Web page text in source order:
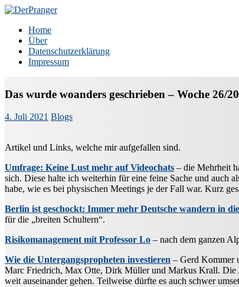
Zum
springen
DerPranger
Finanzen, Freiheit, Prangerei
Home
Über
Datenschutzerklärung
Impressum
Das wurde woanders geschrieben – Woche 26/
4. Juli 2021 Blogs
Artikel und Links, welche mir aufgefallen sind.
Umfrage: Keine Lust mehr auf Videochats – die Mehrheit
sich. Diese halte ich weiterhin für eine feine Sache und auch
habe, wie es bei physischen Meetings je der Fall war. Kurz
Berlin ist geschockt: Immer mehr Deutsche wandern in
für die „breiten Schultern“.
Risikomanagement mit Professor Lo – nach dem ganzen
Wie die Untergangspropheten investieren – Gerd Kommer
Marc Friedrich, Max Otte, Dirk Müller und Markus Krall. Die
weit auseinander gehen. Teilweise dürfte es auch schwer